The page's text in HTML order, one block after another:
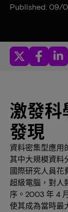
Published: 09/
激發科
發現
資料密集型應用
其中大規模資料
國際研究人員花
超級電腦，對人
序。2003 年 4
使其成為當時最